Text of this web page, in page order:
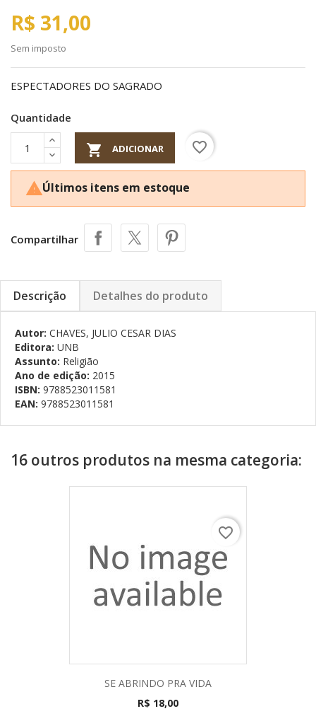
R$ 31,00
Sem imposto
ESPECTADORES DO SAGRADO
Quantidade
 ADICIONAR favorite_border
Últimos itens em estoque
Compartilhar
Descrição Detalhes do produto
Autor: CHAVES, JULIO CESAR DIAS
Editora: UNB
Assunto: Religião
Ano de edição: 2015
ISBN: 9788523011581
EAN: 9788523011581
16 outros produtos na mesma categoria:
SE ABRINDO PRA VIDA
R$ 18,00
favorite_border